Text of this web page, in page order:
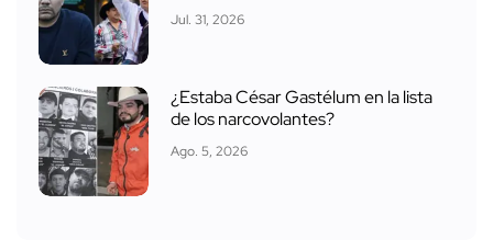
Jul. 31, 2026
¿Estaba César Gastélum en la lista
de los narcovolantes?
Ago. 5, 2026